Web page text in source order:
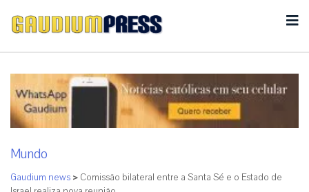
Mundo
Gaudium news > Comissão bilateral entre a Santa Sé e o Estado de